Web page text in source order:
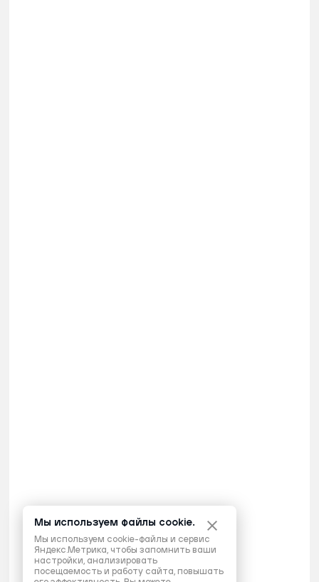
Мы используем файлы cookie.
Мы используем cookie-файлы и сервис
Яндекс.Метрика, чтобы запомнить ваши
настройки, анализировать
посещаемость и работу сайта, повышать